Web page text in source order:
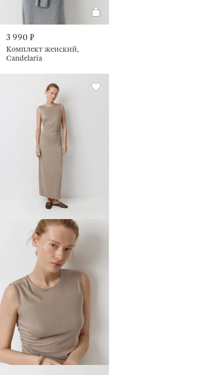
3 990 ₽
Комплект женский,
Candelaria